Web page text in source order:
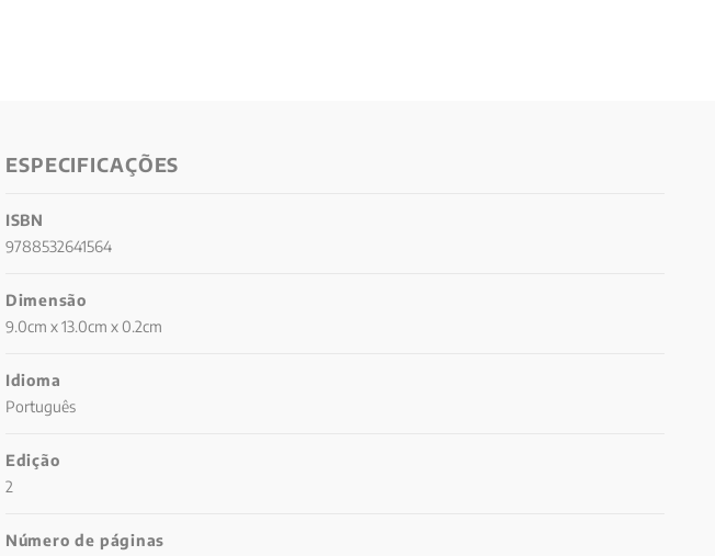
ESPECIFICAÇÕES
ISBN
9788532641564
Dimensão
9.0cm x 13.0cm x 0.2cm
Idioma
Português
Edição
2
Número de páginas